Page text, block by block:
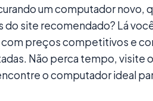
um computador novo,
do site recomendado? Lá
preços competitivos e
Não perca tempo, visite
o computador ideal